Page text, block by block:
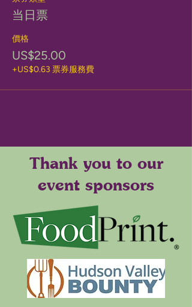
当日票
價格
US$25.00
+US$0.63 票券服務費
Thank you to our
event sponsors